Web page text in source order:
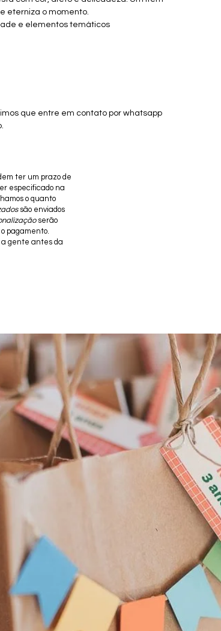
eterniza o momento.
e elementos temáticos
que entre em contato por whatsapp
ter um prazo de
especificado na
o quanto
são enviados
serão
pagamento.
gente antes da